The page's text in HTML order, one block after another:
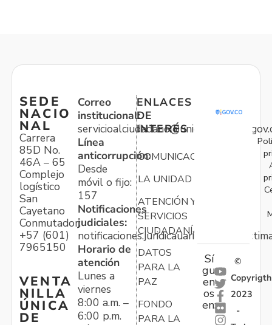
SEDE
NACIO
NAL
Carrera
85D No.
46A – 65
Complejo
logístico
San
Cayetano
Conmutador:
+57 (601)
7965150
VENTA
NILLA
ÚNICA
DE
Correo
institucional:
Línea
anticorrupción:
Desde
móvil o fijo:
157
Notificaciones
judiciales:
Horario de
atención
Lunes a
viernes
8:00 a.m. –
6:00 p.m.
ENLACES
DE
INTERÉS
COMUNICACIONES
LA UNIDAD
ATENCIÓN Y
SERVICIOS
CIUDADANÍA
DATOS
PARA LA
PAZ
FONDO
PARA LA
Sí
gu
en
os
en:
©
Copyrigth
2023
-